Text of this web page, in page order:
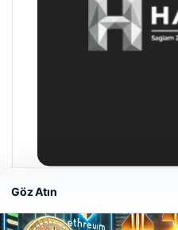
Hastaş Beton
26/05/2026
Göz Atın